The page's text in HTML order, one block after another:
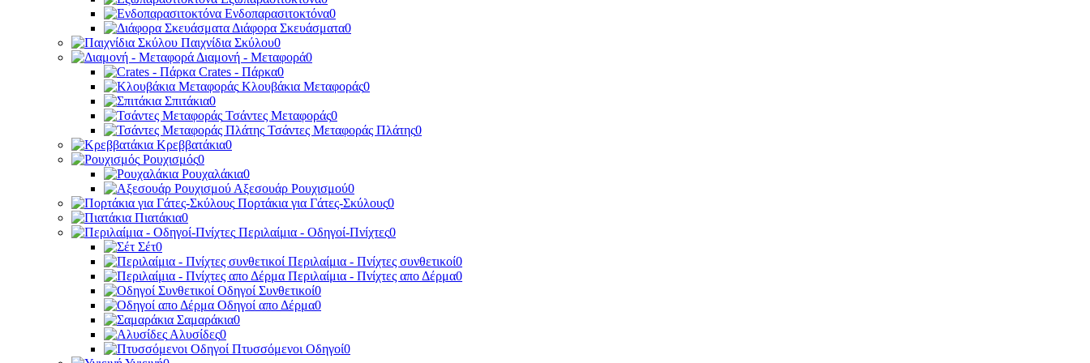
Ενδοπαρασιτοκτόνα0
Διάφορα Σκευάσματα0
Παιχνίδια Σκύλου0
Διαμονή - Μεταφορά0
Crates - Πάρκα0
Κλουβάκια Μεταφοράς0
Σπιτάκια0
Τσάντες Μεταφοράς0
Τσάντες Μεταφοράς Πλάτης0
Κρεββατάκια0
Ρουχισμός0
Ρουχαλάκια0
Αξεσουάρ Ρουχισμού0
Πορτάκια για Γάτες-Σκύλους0
Πιατάκια0
Περιλαίμια - Οδηγοί-Πνίχτες0
Σέτ0
Περιλαίμια - Πνίχτες συνθετικοί0
Περιλαίμια - Πνίχτες απο Δέρμα0
Οδηγοί Συνθετικοί0
Οδηγοί απο Δέρμα0
Σαμαράκια0
Αλυσίδες0
Πτυσσόμενοι Οδηγοί0